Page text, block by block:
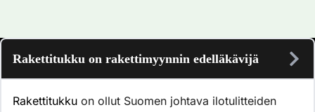
Rakettitukku on rakettimyynnin edelläkävijä
Rakettitukku on ollut Suomen johtava ilotulitteiden